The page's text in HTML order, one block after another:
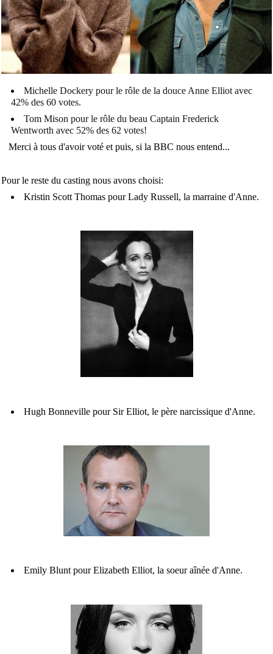
Michelle Dockery pour le rôle de la douce Anne Elliot avec
42% des 60 votes.
Tom Mison pour le rôle du beau Captain Frederick
Wentworth avec 52% des 62 votes!
Merci à tous d'avoir voté et puis, si la BBC nous entend...
Pour le reste du casting nous avons choisi:
Kristin Scott Thomas pour Lady Russell, la marraine d'Anne.
Hugh Bonneville pour Sir Elliot, le père narcissique d'Anne.
Emily Blunt pour Elizabeth Elliot, la soeur aînée d'Anne.